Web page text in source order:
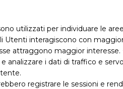
utilizzati per individuare le
Utenti interagiscono con
attraggono maggior interesse.
analizzare i dati di traffico e
registrare le sessioni e